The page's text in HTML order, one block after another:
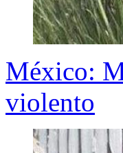
México:
violento